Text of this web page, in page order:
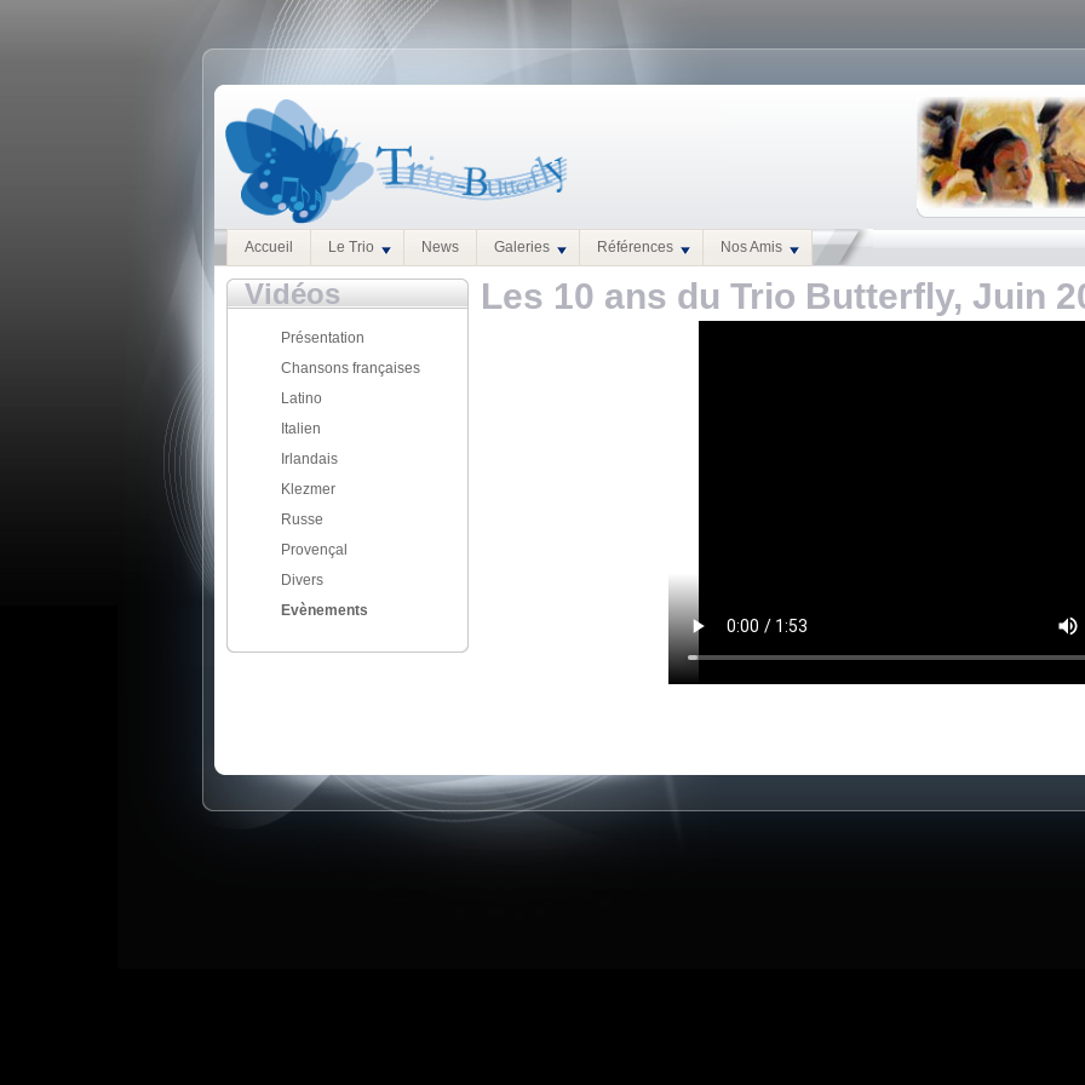
Accueil Le Trio News Galeries Références Nos Amis
Vidéos
Présentation
Chansons françaises
Latino
Italien
Irlandais
Klezmer
Russe
Provençal
Divers
Evènements
Les 10 ans du Trio Butterfly, Juin